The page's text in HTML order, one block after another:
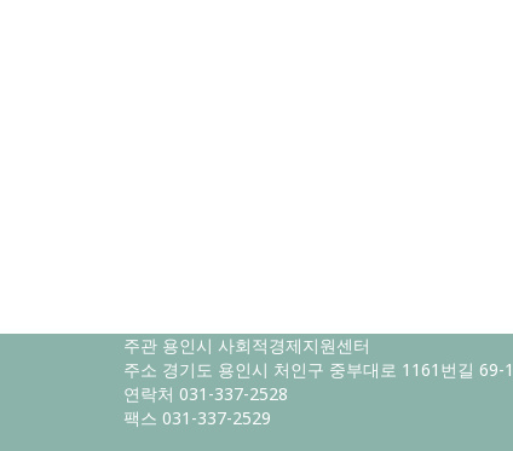
주관 용인시 사회적경제지원센터
주소 경기도 용인시 처인구 중부대로 1161번길 69-1
연락처 031-337-2528
팩스 031-337-2529